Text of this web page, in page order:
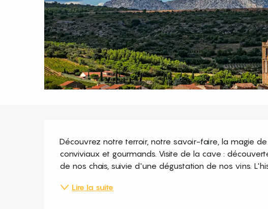
Description
Découvrez notre terroir, notre savoir-faire, la magie
conviviaux et gourmands. Visite de la cave :
de nos chais, suivie d'une dégustation de nos vins.
Lire la suite